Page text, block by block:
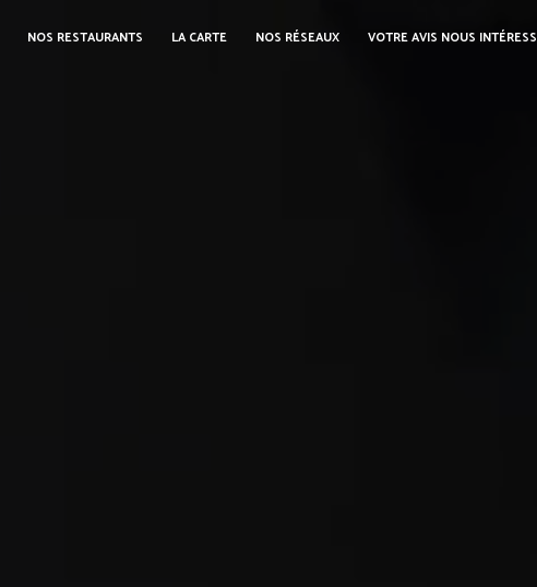
NOS RESTAURANTS LA CARTE NOS RÉSEAUX VOTRE AVIS NOUS